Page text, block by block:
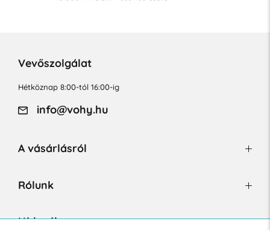
Vevőszolgálat
Hétköznap 8:00-tól 16:00-ig
info@vohy.hu
A vásárlásról
Rólunk
Hírlevél